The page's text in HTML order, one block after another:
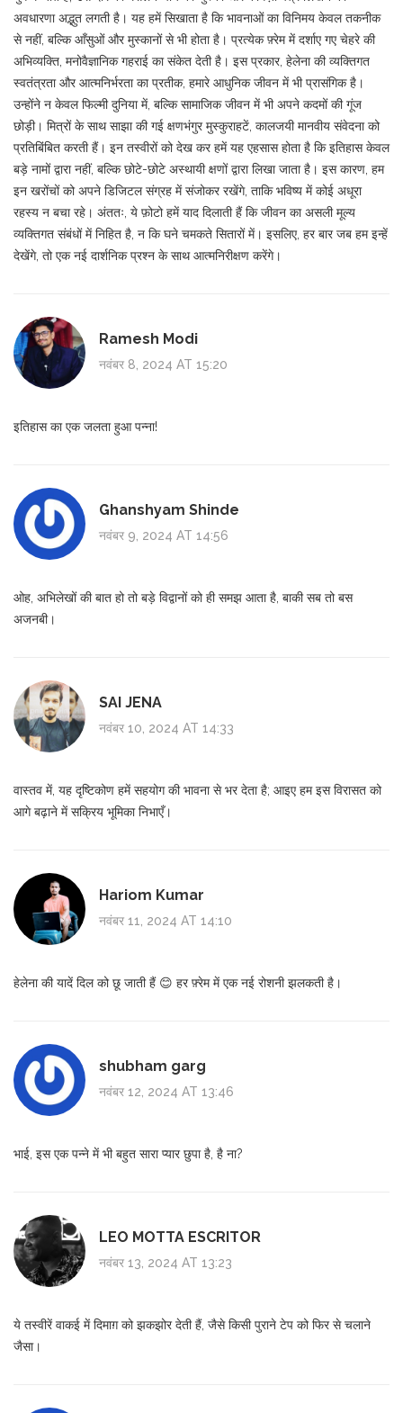
अवधारणा अद्भुत लगती है। यह हमें सिखाता है कि भावनाओं का विनिमय केवल तकनीक
से नहीं, बल्कि आँसुओं और मुस्कानों से भी होता है। प्रत्येक फ़्रेम में दर्शाए गए चेहरे की
अभिव्यक्ति, मनोवैज्ञानिक गहराई का संकेत देती है। इस प्रकार, हेलेना की व्यक्तिगत
स्वतंत्रता और आत्मनिर्भरता का प्रतीक, हमारे आधुनिक जीवन में भी प्रासंगिक है।
उन्होंने न केवल फिल्मी दुनिया में, बल्कि सामाजिक जीवन में भी अपने कदमों की गूंज
छोड़ी। मित्रों के साथ साझा की गई क्षणभंगुर मुस्कुराहटें, कालजयी मानवीय संवेदना को
प्रतिबिंबित करती हैं। इन तस्वीरों को देख कर हमें यह एहसास होता है कि इतिहास केवल
बड़े नामों द्वारा नहीं, बल्कि छोटे-छोटे अस्थायी क्षणों द्वारा लिखा जाता है। इस कारण, हम
इन खरोंचों को अपने डिजिटल संग्रह में संजोकर रखेंगे, ताकि भविष्य में कोई अधूरा
रहस्य न बचा रहे। अंततः, ये फ़ोटो हमें याद दिलाती हैं कि जीवन का असली मूल्य
व्यक्तिगत संबंधों में निहित है, न कि घने चमकते सितारों में। इसलिए, हर बार जब हम इन्हें
देखेंगे, तो एक नई दार्शनिक प्रश्न के साथ आत्मनिरीक्षण करेंगे।
Ramesh Modi
नवंबर 8, 2024 AT 15:20
इतिहास का एक जलता हुआ पन्ना!
Ghanshyam Shinde
नवंबर 9, 2024 AT 14:56
ओह, अभिलेखों की बात हो तो बड़े विद्वानों को ही समझ आता है, बाकी सब तो बस
अजनबी।
SAI JENA
नवंबर 10, 2024 AT 14:33
वास्तव में, यह दृष्टिकोण हमें सहयोग की भावना से भर देता है; आइए हम इस विरासत को
आगे बढ़ाने में सक्रिय भूमिका निभाएँ।
Hariom Kumar
नवंबर 11, 2024 AT 14:10
हेलेना की यादें दिल को छू जाती हैं 😊 हर फ़्रेम में एक नई रोशनी झलकती है।
shubham garg
नवंबर 12, 2024 AT 13:46
भाई, इस एक पन्ने में भी बहुत सारा प्यार छुपा है, है ना?
LEO MOTTA ESCRITOR
नवंबर 13, 2024 AT 13:23
ये तस्वीरें वाकई में दिमाग़ को झकझोर देती हैं, जैसे किसी पुराने टेप को फिर से चलाने
जैसा।